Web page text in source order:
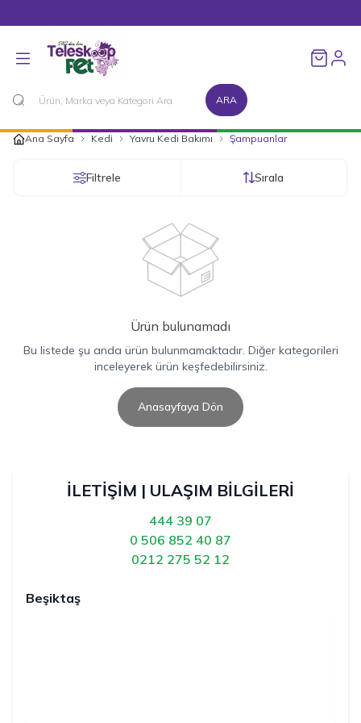
ARA
Ana Sayfa Kedi Yavru Kedi Bakımı Şampuanlar
Filtrele Sırala
Ürün bulunamadı
Bu listede şu anda ürün bulunmamaktadır. Diğer kategorileri
inceleyerek ürün keşfedebilirsiniz.
Anasayfaya Dön
İLETİŞİM | ULAŞIM BİLGİLERİ
444 39 07
0 506 852 40 87
0212 275 52 12
Beşiktaş